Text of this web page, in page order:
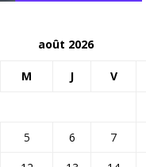
août 2026
M J V
5 6 7